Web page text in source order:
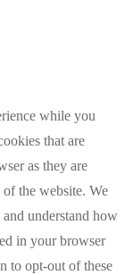
while you
that are
as they are
the website. We
understand how
in your browser
to opt-out of these